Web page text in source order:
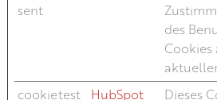
sent
des
Cookies
cookietest
HubSpot
Dieses